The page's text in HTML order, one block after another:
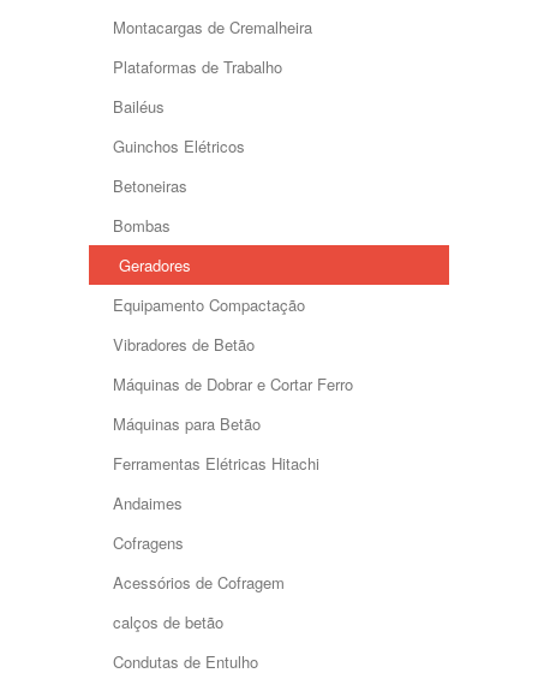
Montacargas de Cremalheira
Plataformas de Trabalho
Bailéus
Guinchos Elétricos
Betoneiras
Bombas
Geradores
Equipamento Compactação
Vibradores de Betão
Máquinas de Dobrar e Cortar Ferro
Máquinas para Betão
Ferramentas Elétricas Hitachi
Andaimes
Cofragens
Acessórios de Cofragem
calços de betão
Condutas de Entulho